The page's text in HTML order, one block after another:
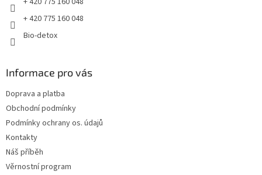
+ 420 775 160 048
Bio-detox
Informace pro vás
Doprava a platba
Obchodní podmínky
Podmínky ochrany os. údajů
Kontakty
Náš příběh
Věrnostní program